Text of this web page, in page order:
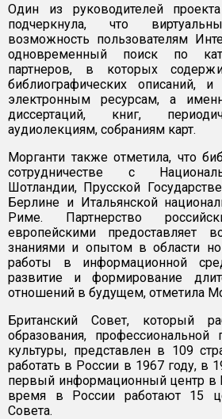
Один из руководителей
подчеркнула, что
возможность пользователям
одновременный поиск по
партнеров, в которых
библиографических описаний,
электронным ресурсам, а
диссертаций, книг,
аудиолекциям, собраниям карт.
Морганти также отметила, что
сотрудничестве с
Шотландии, Прусской
Берлине и Итальянской
Риме. Партнерство
европейскими предоставляет
знаниями и опытом в области
работы в информационной
развитие и формирование
отношений в будущем, отметила
Британский Совет, который
образования, профессиональной
культуры, представлен в 109
работать в России в 1967 году, в
первый информационный центр в
время в России работают 15
Совета.